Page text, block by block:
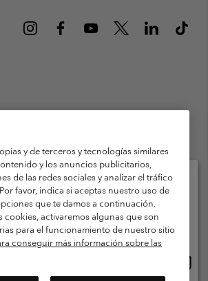
de Venta
Garantía
programa de miembros
Generado Por Los Usuarios
Public CBCR
y de terceros y tecnologías similares
y los anuncios publicitarios,
de las redes sociales y analizar el tráfico
favor, indica si aceptas nuestro uso de
que te damos a continuación.
cookies, activaremos algunas que son
para el funcionamiento de nuestro sitio
conseguir más información sobre las
tu país e idioma envío
en línea disponibles